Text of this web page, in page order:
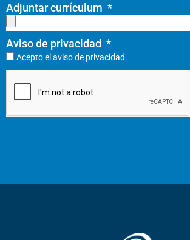
Adjuntar currículum
Aviso de privacidad
Acepto elaviso de privacidad.